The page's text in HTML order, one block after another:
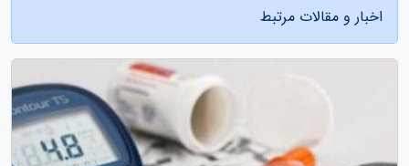
اخبار و مقالات مرتبط